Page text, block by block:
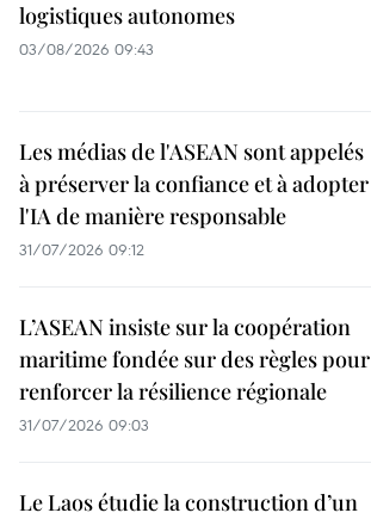
logistiques autonomes
03/08/2026 09:43
Les médias de l'ASEAN sont appelés
à préserver la confiance et à adopter
l'IA de manière responsable
31/07/2026 09:12
L’ASEAN insiste sur la coopération
maritime fondée sur des règles pour
renforcer la résilience régionale
31/07/2026 09:03
Le Laos étudie la construction d’un